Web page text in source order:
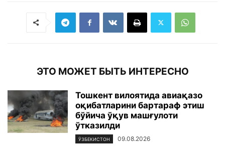
ЭТО МОЖЕТ БЫТЬ ИНТЕРЕСНО
Тошкент вилоятида авиақазо
оқибатларини бартараф этиш
бўйича ўқув машғулоти
ўтказилди
ЎЗБЕКИСТОН 09.08.2026